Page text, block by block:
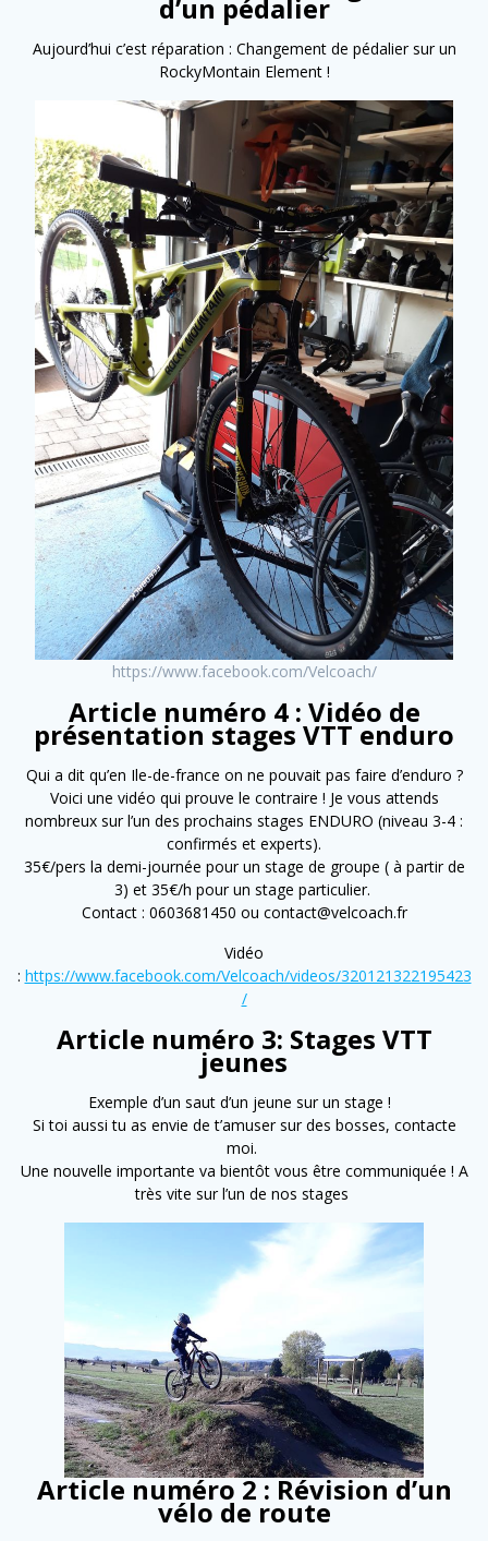
d’un pédalier
Aujourd’hui c’est réparation : Changement de pédalier sur un
RockyMontain Element !
https://www.facebook.com/Velcoach/
Article numéro 4 : Vidéo de
présentation stages VTT enduro
Qui a dit qu’en Ile-de-france on ne pouvait pas faire d’enduro ?
Voici une vidéo qui prouve le contraire ! Je vous attends
nombreux sur l’un des prochains stages ENDURO (niveau 3-4 :
confirmés et experts).
35€/pers la demi-journée pour un stage de groupe ( à partir de
3) et 35€/h pour un stage particulier.
Contact : 0603681450 ou contact@velcoach.fr
Vidéo
: https://www.facebook.com/Velcoach/videos/320121322195423
/
Article numéro 3: Stages VTT
jeunes
Exemple d’un saut d’un jeune sur un stage !
Si toi aussi tu as envie de t’amuser sur des bosses, contacte
moi.
Une nouvelle importante va bientôt vous être communiquée ! A
très vite sur l’un de nos stages
Article numéro 2 : Révision d’un
vélo de route